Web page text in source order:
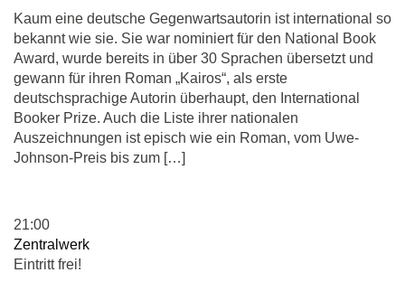
Kaum eine deutsche Gegenwartsautorin ist international so
bekannt wie sie. Sie war nominiert für den National Book
Award, wurde bereits in über 30 Sprachen übersetzt und
gewann für ihren Roman „Kairos“, als erste
deutschsprachige Autorin überhaupt, den International
Booker Prize. Auch die Liste ihrer nationalen
Auszeichnungen ist episch wie ein Roman, vom Uwe-
Johnson-Preis bis zum […]
21:00
Zentralwerk
Eintritt frei!